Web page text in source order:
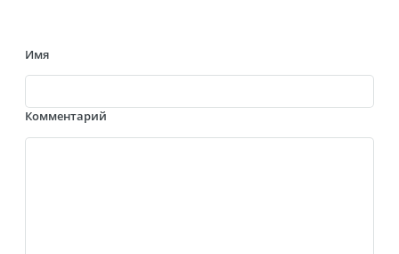
Имя
Комментарий